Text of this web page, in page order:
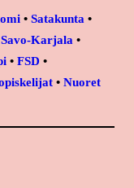
• Satakunta •
Savo-Karjala •
• FSD •
• Nuoret